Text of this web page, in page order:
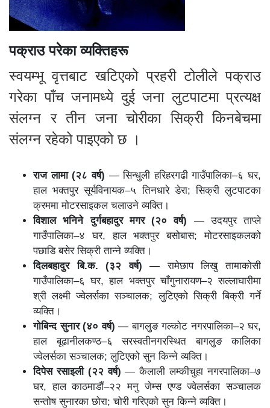
पक्राउ परेका व्यक्तिहरू
स्वयम्भू वृत्तबाट खटिएको प्रहरी टोलीले पक्राउ
गरेका पाँच जनामध्ये दुई जना लुटपाटमा प्रत्यक्ष
संलग्न र तीन जना चोरीका सिक्री किनबेचमा
संलग्न रहेको पाइएको छ ।
राज लामा (२८ वर्ष) — सिन्धुली हरिहरगढी गाउँपालिका–६ घर,
हाल भक्तपुर सूर्यविनायक–५ तिनधारे डेरा; सिक्री लुटपाटका
क्रममा मोटरसाइकल चलाउने व्यक्ति।
विशाल भनिने दुर्गबहादुर मगर (२० वर्ष) — उदयपुर ताप्ले
गाउँपालिका–४ घर, हाल भक्तपुर बसोबास; मोटरसाइकलको
पछाडि बसेर सिक्री तान्ने व्यक्ति।
दिलबहादुर बि.क. (३२ वर्ष) — रामेछाप लिखु तामाकोसी
गाउँपालिका–६ घर, हाल भक्तपुर चाँगुनारायण–२ सल्लाघारीमा
श्री लक्ष्मी ज्वेलर्सका सञ्चालक; लुटिएको सिक्री बिक्री गर्ने
व्यक्ति।
गोबिन्द सुनार (४० वर्ष) — बागलुङ गल्कोट नगरपालिका–२ घर,
हाल बूढानीलकण्ठ–६ सरस्वतीनगरस्थित बागलुङ कालिका
ज्वेलर्सका सञ्चालक; लुटिएको सुन किन्ने व्यक्ति।
दिपेस रसाइली (२२ वर्ष) — कैलाली लम्कीचुहा नगरपालिका–७
घर, हाल काठमाडौं–२२ मनु जेम्स एण्ड ज्वेलर्सका सञ्चालक
सन्तोष सुनारका छोरा; चोरी गरिएको सुन किन्ने व्यक्ति।